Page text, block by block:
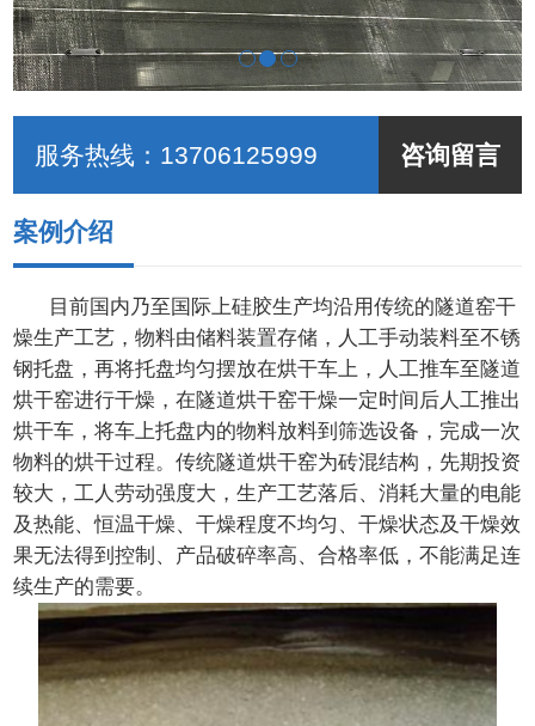
服务热线： 13706125999 咨询留言
案例介绍
目前国内乃至国际上硅胶生产均沿用传统的隧道窑干
燥生产工艺，物料由储料装置存储，人工手动装料至不锈
钢托盘，再将托盘均匀摆放在烘干车上，人工推车至隧道
烘干窑进行干燥，在隧道烘干窑干燥一定时间后人工推出
烘干车，将车上托盘内的物料放料到筛选设备，完成一次
物料的烘干过程。传统隧道烘干窑为砖混结构，先期投资
较大，工人劳动强度大，生产工艺落后、消耗大量的电能
及热能、恒温干燥、干燥程度不均匀、干燥状态及干燥效
果无法得到控制、产品破碎率高、合格率低，不能满足连
续生产的需要。